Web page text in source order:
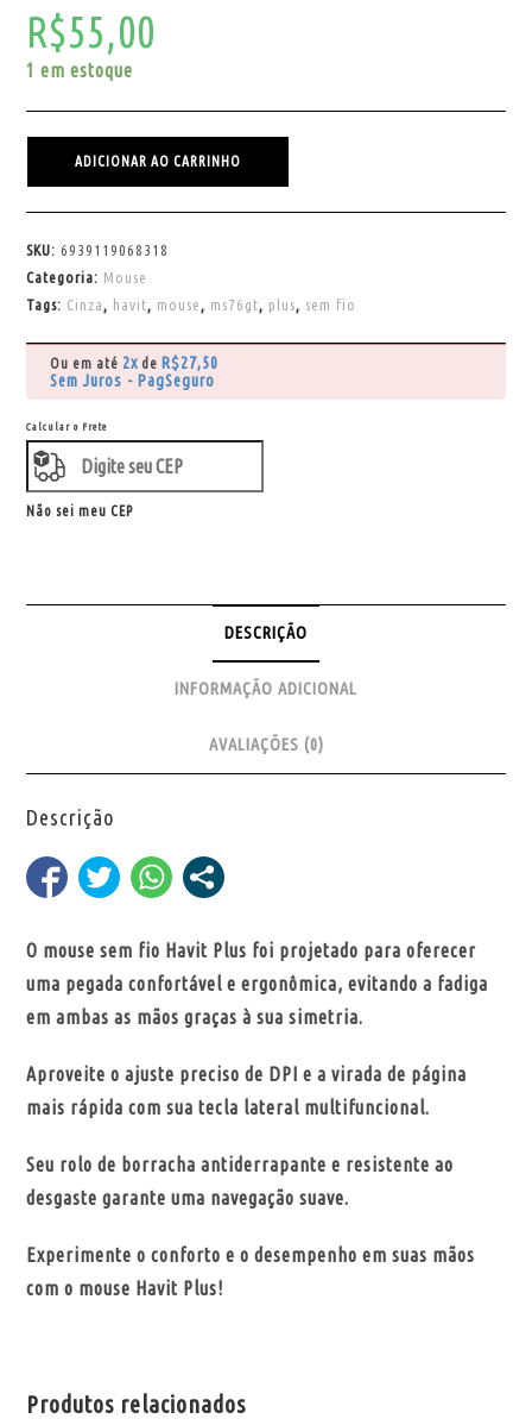
R$55,00
1 em estoque
ADICIONAR AO CARRINHO
SKU:6939119068318
Categoria: Mouse
Tags: Cinza , havit, mouse , ms76gt, plus, sem fio
Ou em até 2x de R$27,50
Sem Juros - PagSeguro
Calcular o Frete
Não sei meu CEP
DESCRIÇÃO
INFORMAÇÃO ADICIONAL
AVALIAÇÕES (0)
Descrição
O mouse sem fio Havit Plus foi projetado para oferecer
uma pegada confortável e ergonômica, evitando a fadiga
em ambas as mãos graças à sua simetria.
Aproveite o ajuste preciso de DPI e a virada de página
mais rápida com sua tecla lateral multifuncional.
Seu rolo de borracha antiderrapante e resistente ao
desgaste garante uma navegação suave.
Experimente o conforto e o desempenho em suas mãos
com o mouse Havit Plus!
Produtos relacionados